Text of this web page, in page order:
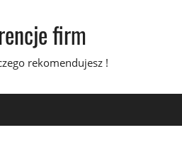
firm
rekomendujesz !